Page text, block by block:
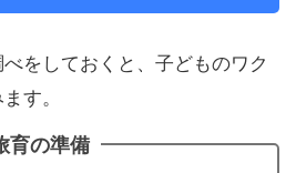
をしておくと、子どものワク
す。
育の準備